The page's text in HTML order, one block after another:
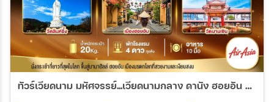
ทัวร์เวียดนาม มหัศจรรย์...เวียดนามกลาง ดานัง ฮอยอัน บาน่าฮิลล์ (พักบานาฮิลล์ 2 คืน) 4วัน 3คืน (FD)